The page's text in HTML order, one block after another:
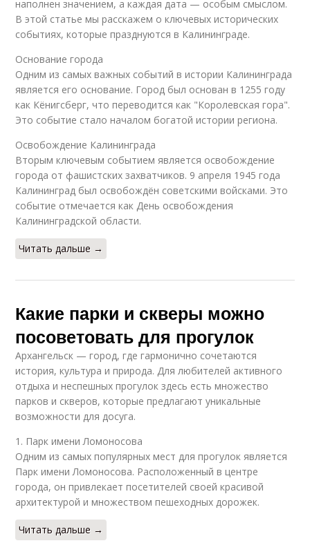
наполнен значением, а каждая дата — особым смыслом.
В этой статье мы расскажем о ключевых исторических
событиях, которые празднуются в Калининграде.
Основание города
Одним из самых важных событий в истории Калининграда
является его основание. Город был основан в 1255 году
как Кёнигсберг, что переводится как "Королевская гора".
Это событие стало началом богатой истории региона.
Освобождение Калининграда
Вторым ключевым событием является освобождение
города от фашистских захватчиков. 9 апреля 1945 года
Калининград был освобождён советскими войсками. Это
событие отмечается как День освобождения
Калининградской области.
Читать дальше →
Какие парки и скверы можно
посоветовать для прогулок
Архангельск — город, где гармонично сочетаются
история, культура и природа. Для любителей активного
отдыха и неспешных прогулок здесь есть множество
парков и скверов, которые предлагают уникальные
возможности для досуга.
1. Парк имени Ломоносова
Одним из самых популярных мест для прогулок является
Парк имени Ломоносова. Расположенный в центре
города, он привлекает посетителей своей красивой
архитектурой и множеством пешеходных дорожек.
Читать дальше →